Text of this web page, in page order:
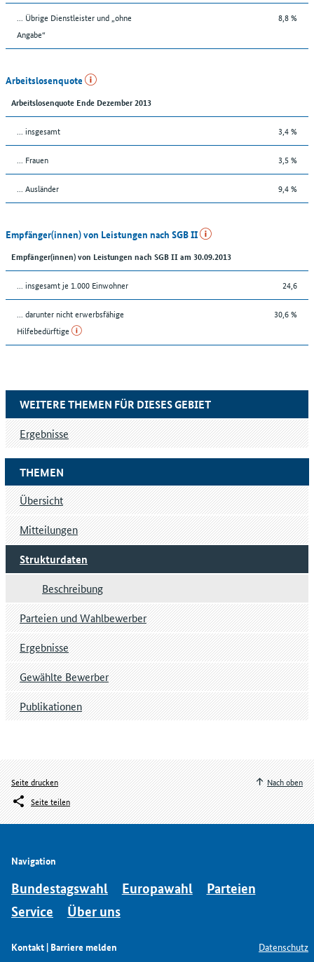
... Übrige Dienstleister und „ohne
Angabe“
8,8 %
Arbeitslosenquote
Arbeitslosenquote Ende Dezember 2013
... insgesamt 3,4 %
... Frauen 3,5 %
... Ausländer 9,4 %
Empfänger(innen) von Leistungen nach SGB II
Empfänger(innen) von Leistungen nach SGB II am 30.09.2013
... insgesamt je 1.000 Einwohner 24,6
... darunter nicht erwerbsfähige
Hilfebedürftige
30,6 %
THEMEN
Übersicht
Mitteilungen
Strukturdaten
Beschreibung
Parteien und Wahlbewerber
Ergebnisse
Gewählte Bewerber
Publikationen
WEITERE THEMEN FÜR DIESES GEBIET
Ergebnisse
Seite drucken
Seite teilen
Nach oben
Navigation
Bundestagswahl Europawahl
Parteien
Service
Über uns
Kontakt | Barriere melden
Datenschutz